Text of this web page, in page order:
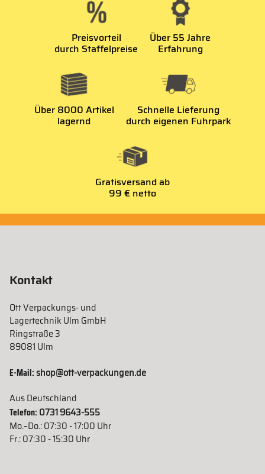
Preisvorteil
durch Staffelpreise
Über 55 Jahre
Erfahrung
Über 8000 Artikel
lagernd
Schnelle Lieferung
durch eigenen Fuhrpark
Gratisversand ab
99 € netto
Kontakt
Ott Verpackungs- und
Lagertechnik Ulm GmbH
Ringstraße 3
89081 Ulm
E-Mail:shop@ott-verpackungen.de
Aus Deutschland
Telefon: 0731 9643-555
Mo.–Do.: 07:30 - 17:00 Uhr
Fr.: 07:30 - 15:30 Uhr